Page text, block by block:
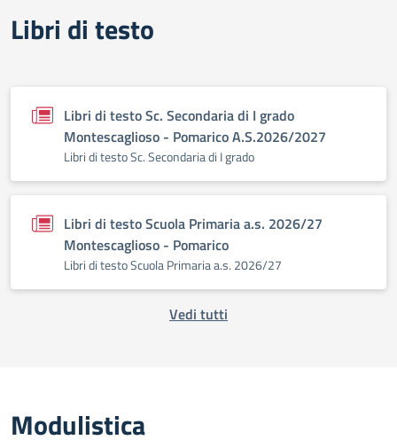
Libri di testo
Libri di testo Sc. Secondaria di I grado
Montescaglioso - Pomarico A.S.2026/2027
Libri di testo Sc. Secondaria di I grado
Libri di testo Scuola Primaria a.s. 2026/27
Montescaglioso - Pomarico
Libri di testo Scuola Primaria a.s. 2026/27
Vedi tutti
Modulistica